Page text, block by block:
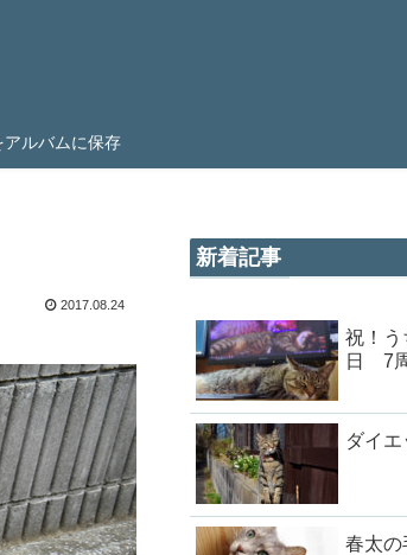
ルバムに保存
2017.08.24
新着記事
祝！う
日 7
ダイ
春太の